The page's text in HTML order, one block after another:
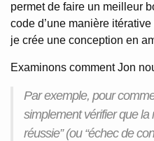
permet de faire un meilleur
code d’une manière
je crée une conception en
Examinons comment Jon
Par exemple, pour
simplement vérifier que la
réussie” (ou “échec de